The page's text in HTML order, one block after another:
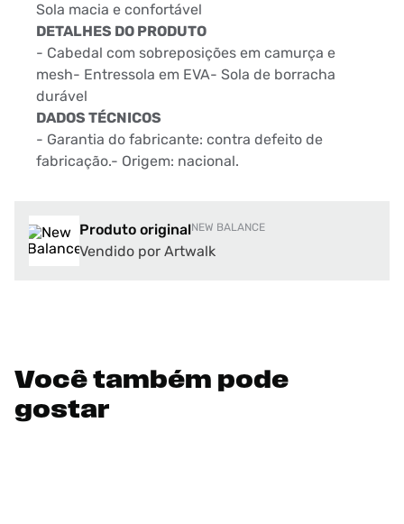
Sola macia e confortável
DETALHES DO PRODUTO
- Cabedal com sobreposições em camurça e
mesh- Entressola em EVA- Sola de borracha
durável
DADOS TÉCNICOS
- Garantia do fabricante: contra defeito de
fabricação.- Origem: nacional.
Produto originalNEW BALANCE
Vendido por Artwalk
Você também pode
gostar